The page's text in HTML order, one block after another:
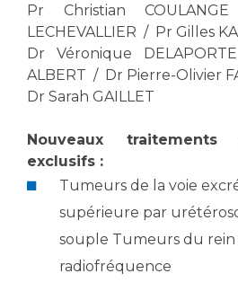
Maternité Hôpital Nord
Vos représentants
La Commission Des Usagers
Qualité
Communiqués de presse
Dossiers de presse
Médiathèque
Fournisseurs
Rôles et missions
Liste des marchés conclus
Documents utiles
Pr Christian
LECHEVALLIER / Pr Gilles
Dr Véronique
ALBERT / Dr Pierre-Olivier
Dr Sarah GAILLET
Nouveaux
exclusifs :
Tumeurs de la voie
supérieure par
souple Tumeurs du rein
radiofréquence